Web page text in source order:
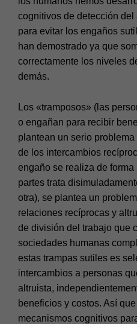
cognitivos de detección del
para evitar los engaños
han demostrado ya que
correctamente los niveles
demás.
Los «tramposos» (las
o engañan para recibir
plantean un serio
de los intercambios
engaño se realiza de
partes trata
otra), se plantea un
relaciones recíprocas y
de división del trabajo que
sociedades humanas
estas trampas sutiles es
intercambios a personas
altruista,
beneficios y costos. Así
mecanismos cognitivos